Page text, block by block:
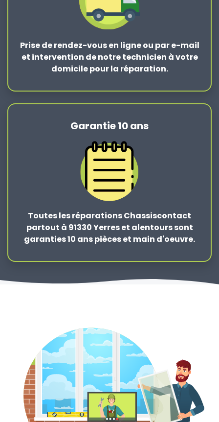
Prise de rendez-vous en ligne ou par e-mail
et intervention de notre technicien à votre
domicile pour la réparation.
Garantie 10 ans
Toutes les réparations Chassiscontact
partout à 91330 Yerres et alentours sont
garanties 10 ans pièces et main d'oeuvre.